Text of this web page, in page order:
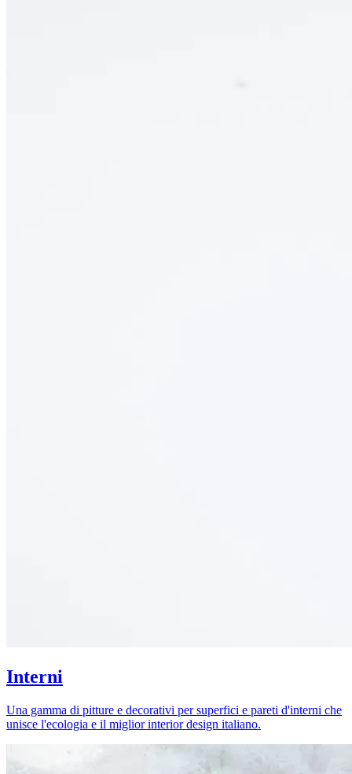
Interni
Una gamma di pitture e decorativi per superfici e pareti d'interni che
unisce l'ecologia e il miglior interior design italiano.